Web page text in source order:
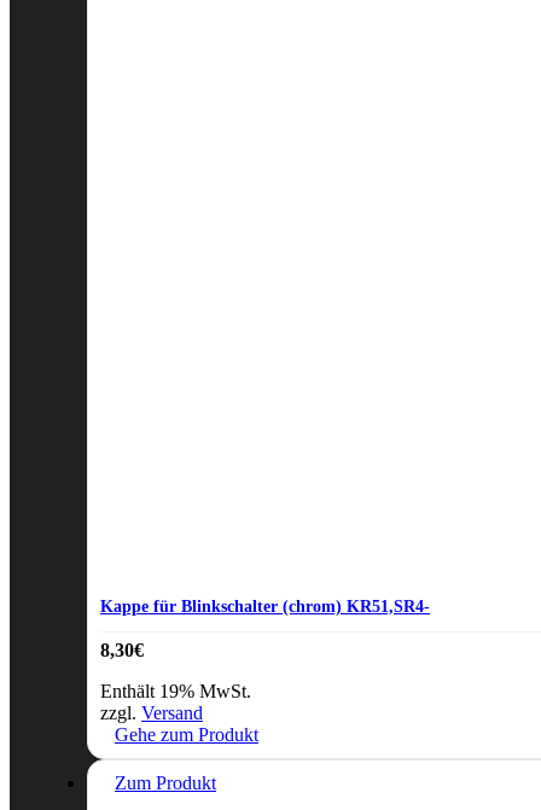
Kappe für Blinkschalter (chrom) KR51,SR4-
8,30€
Enthält 19% MwSt.
zzgl. Versand
Gehe zum Produkt
Zum Produkt